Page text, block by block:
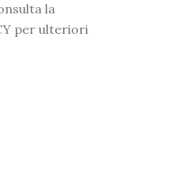
la
per ulteriori